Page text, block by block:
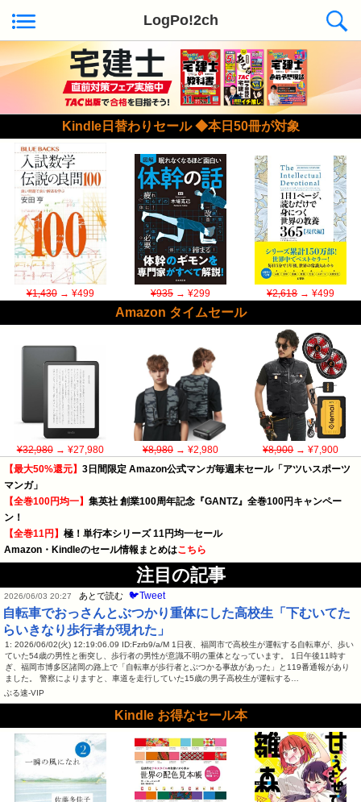
LogPo!2ch
Kindle日替わりセール ◆本日50冊が対象
¥1,430→ ¥499 ¥935→ ¥299 ¥2,618→ ¥499
Amazon タイムセール
¥32,980→ ¥27,980 ¥8,980→ ¥2,980 ¥8,900→ ¥7,900
【最大50%還元】 3日間限定 Amazon公式マンガ毎週末セール「アツいスポーツ
マンガ」
【全巻100円均一】 集英社 創業100周年記念『GANTZ』全巻100円キャンペー
ン！
【全巻11円】 極！単行本シリーズ 11円均一セール
Amazon・Kindleのセール情報まとめはこちら
注目の記事
2026/06/03 20:27 あとで読む 🐦Tweet
自転車でおっさんとぶつかり重体にした高校生「下むいてた
らいきなり歩行者が現れた」
1: 2026/06/02(火) 12:19:06.09 ID:Fzrb9/a/M 1日夜、福岡市で高校生が運転する自転車が、歩い
ていた54歳の男性と衝突し、歩行者の男性が意識不明の重体となっています。 1日午後11時す
ぎ、福岡市博多区諸岡の路上で「自転車が歩行者とぶつかる事故があった」と119番通報があり
ました。 警察によりますと、車道を走行していた15歳の男子高校生が運転する…
ぶる速-VIP
Kindle お得なセール本